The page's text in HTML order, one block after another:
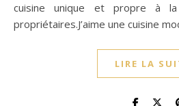
cuisine unique et propre à
propriétaires.J’aime une cuisine
LIRE LA